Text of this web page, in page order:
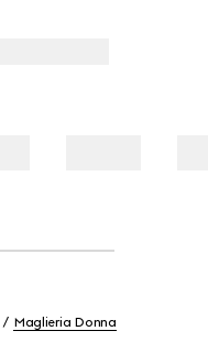
Maglieria Donna